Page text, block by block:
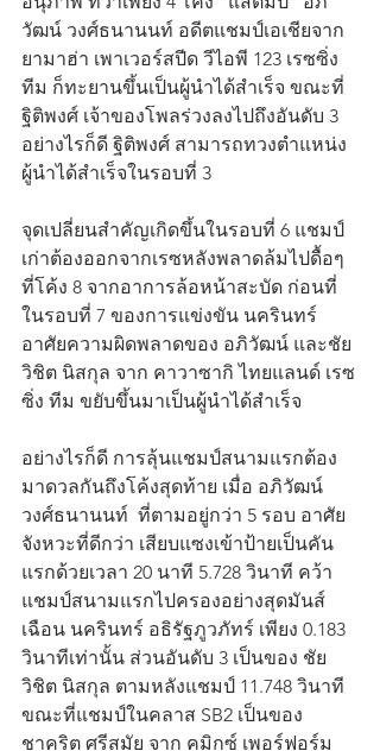
วัฒน์ วงศ์ธนานนท์ อดีตแชมป์เอเชียจาก
ยามาฮ่า เพาเวอร์สปีด วีไอพี 123 เรซซิ่ง
ทีม ก็ทะยานขึ้นเป็นผู้นำได้สำเร็จ ขณะที่
ฐิติพงศ์ เจ้าของโพลร่วงลงไปถึงอันดับ 3
อย่างไรก็ดี ฐิติพงศ์ สามารถทวงตำแหน่ง
ผู้นำได้สำเร็จในรอบที่ 3
จุดเปลี่ยนสำคัญเกิดขึ้นในรอบที่ 6 แชมป์
เก่าต้องออกจากเรซหลังพลาดล้มไปดื้อๆ
ที่โค้ง 8 จากอาการล้อหน้าสะบัด ก่อนที่
ในรอบที่ 7 ของการแข่งขัน นครินทร์
อาศัยความผิดพลาดของ อภิวัฒน์ และชัย
วิชิต นิสกุล จาก คาวาซากิ ไทยแลนด์ เรซ
ซิ่ง ทีม ขยับขึ้นมาเป็นผู้นำได้สำเร็จ
อย่างไรก็ดี การลุ้นแชมป์สนามแรกต้อง
มาดวลกันถึงโค้งสุดท้าย เมื่อ อภิวัฒน์
วงศ์ธนานนท์  ที่ตามอยู่กว่า 5 รอบ อาศัย
จังหวะที่ดีกว่า เสียบแซงเข้าป้ายเป็นคัน
แรกด้วยเวลา 20 นาที 5.728 วินาที คว้า
แชมป์สนามแรกไปครองอย่างสุดมันส์
เฉือน นครินทร์ อธิรัฐภูวภัทร์ เพียง 0.183
วินาทีเท่านั้น ส่วนอันดับ 3 เป็นของ ชัย
วิชิต นิสกุล ตามหลังแชมป์ 11.748 วินาที
ขณะที่แชมป์ในคลาส SB2 เป็นของ
ชาคริต ศรีสมัย จาก คมิกซ์ เพอร์ฟอร์ม